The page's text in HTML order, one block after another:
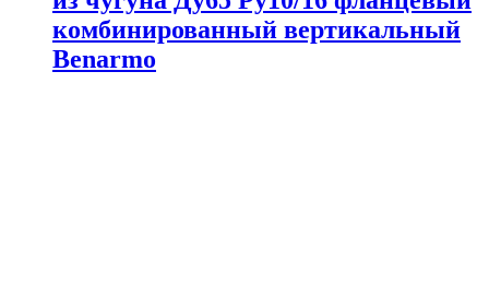
комбинированный вертикальный
Benarmo